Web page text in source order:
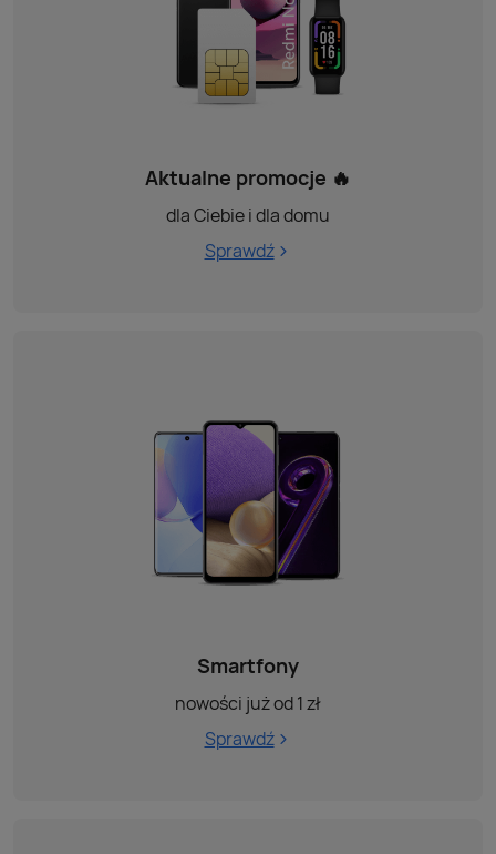
Aktualne promocje 🔥
dla Ciebie i dla domu
Sprawdź
Smartfony
nowości już od 1 zł
Sprawdź